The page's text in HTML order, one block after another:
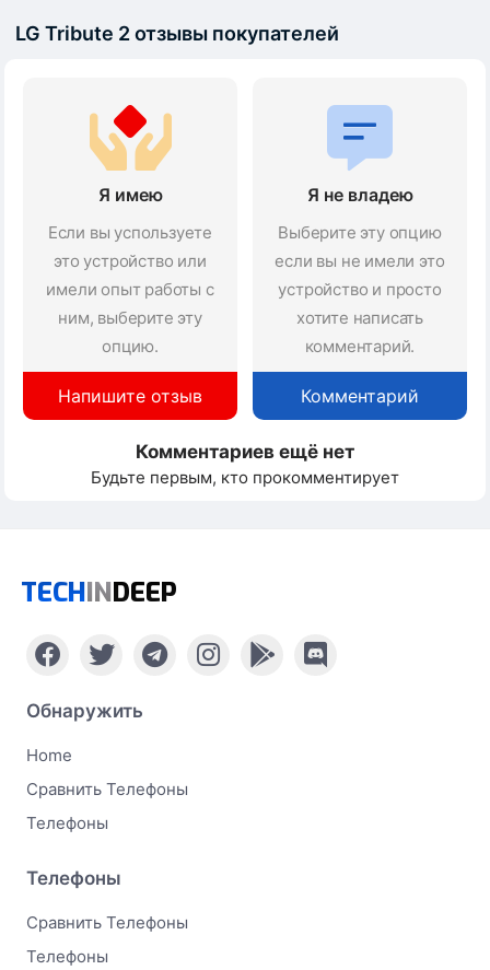
LG Tribute 2 отзывы покупателей
Я имею
Если вы успользуете
это устройство или
имели опыт работы с
ним, выберите эту
опцию.
Напишите отзыв
Я не владею
Выберите эту опцию
если вы не имели это
устройство и просто
хотите написать
комментарий.
Комментарий
Комментариев ещё нет
Будьте первым, кто прокомментирует
TECHINDEEP
Обнаружить
Home
Сравнить Телефоны
Телефоны
Телефоны
Сравнить Телефоны
Телефоны